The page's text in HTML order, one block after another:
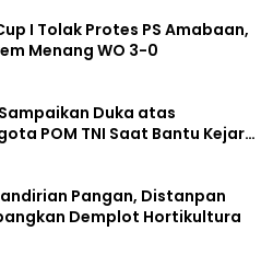
I Tolak Protes PS Amabaan,
Menang WO 3-0
Duka atas
POM TNI Saat Bantu Kejar
Pangan, Distanpan
Demplot Hortikultura